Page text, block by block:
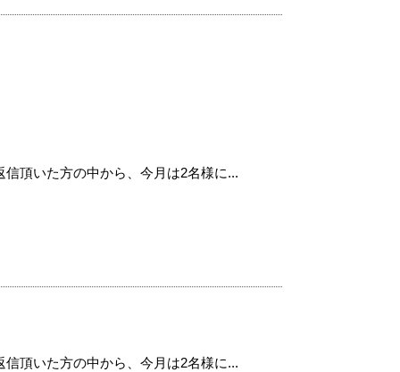
頂いた方の中から、今月は2名様に...
頂いた方の中から、今月は2名様に...